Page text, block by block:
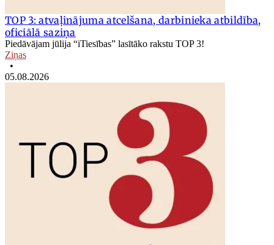
TOP 3: atvaļinājuma atcelšana, darbinieka atbildība,
oficiālā saziņa
Piedāvājam jūlija “iTiesības” lasītāko rakstu TOP 3!
Ziņas
•
05.08.2026